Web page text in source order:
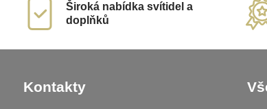
Široká nabídka svítidel a
doplňků
Kontakty